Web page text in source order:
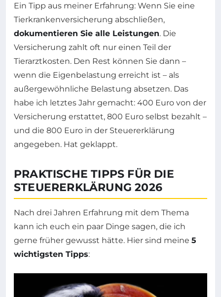
Ein Tipp aus meiner Erfahrung: Wenn Sie eine
Tierkrankenversicherung abschließen,
dokumentieren Sie alle Leistungen. Die
Versicherung zahlt oft nur einen Teil der
Tierarztkosten. Den Rest können Sie dann –
wenn die Eigenbelastung erreicht ist – als
außergewöhnliche Belastung absetzen. Das
habe ich letztes Jahr gemacht: 400 Euro von der
Versicherung erstattet, 800 Euro selbst bezahlt –
und die 800 Euro in der Steuererklärung
angegeben. Hat geklappt.
PRAKTISCHE TIPPS FÜR DIE
STEUERERKLÄRUNG 2026
Nach drei Jahren Erfahrung mit dem Thema
kann ich euch ein paar Dinge sagen, die ich
gerne früher gewusst hätte. Hier sind meine 5
wichtigsten Tipps: